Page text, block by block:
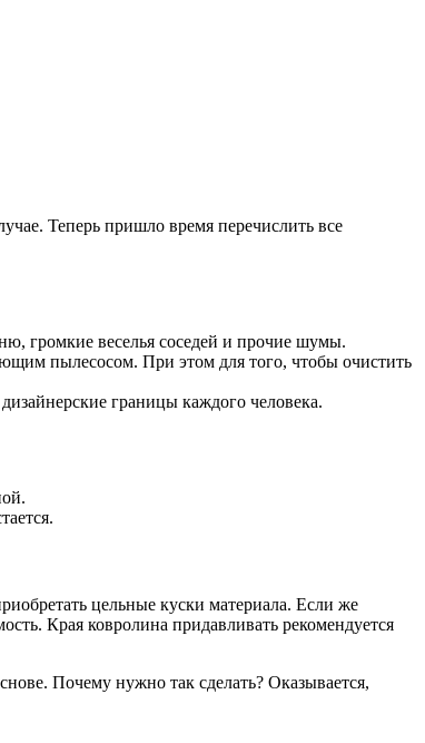
Теперь пришло время перечислить все
громкие веселья соседей и прочие шумы.
пылесосом. При этом для того, чтобы очистить
границы каждого человека.
цельные куски материала. Если же
Края ковролина придавливать рекомендуется
Почему нужно так сделать? Оказывается,